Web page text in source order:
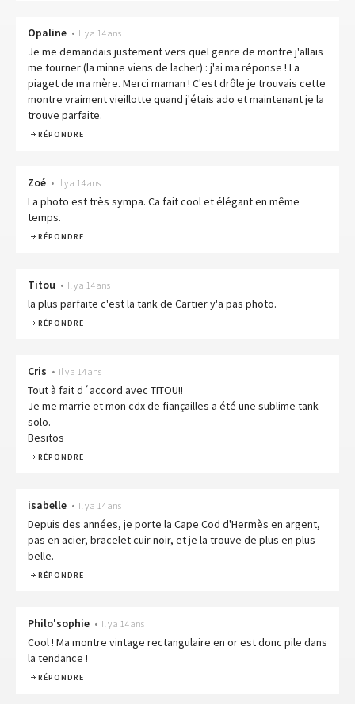
Opaline • Il y a 14 ans
Je me demandais justement vers quel genre de montre j'allais
me tourner (la minne viens de lacher) : j'ai ma réponse ! La
piaget de ma mère. Merci maman ! C'est drôle je trouvais cette
montre vraiment vieillotte quand j'étais ado et maintenant je la
trouve parfaite.
RÉPONDRE
Zoé • Il y a 14 ans
La photo est très sympa. Ca fait cool et élégant en même
temps.
RÉPONDRE
Titou • Il y a 14 ans
la plus parfaite c'est la tank de Cartier y'a pas photo.
RÉPONDRE
Cris • Il y a 14 ans
Tout à fait d´accord avec TITOU!!
Je me marrie et mon cdx de fiançailles a été une sublime tank
solo.
Besitos
RÉPONDRE
isabelle • Il y a 14 ans
Depuis des années, je porte la Cape Cod d'Hermès en argent,
pas en acier, bracelet cuir noir, et je la trouve de plus en plus
belle.
RÉPONDRE
Philo'sophie • Il y a 14 ans
Cool ! Ma montre vintage rectangulaire en or est donc pile dans
la tendance !
RÉPONDRE